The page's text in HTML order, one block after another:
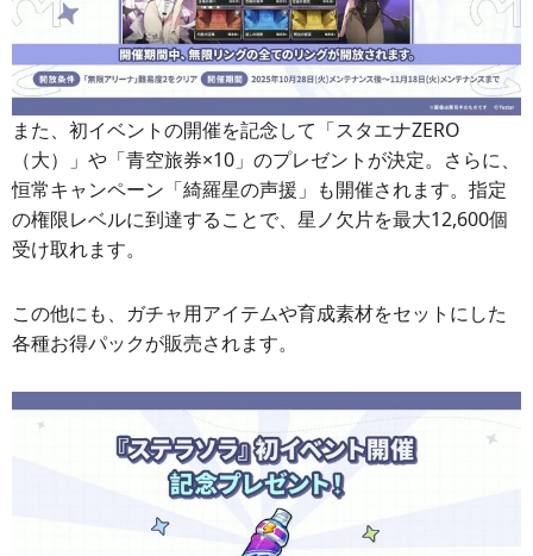
また、初イベントの開催を記念して「スタエナZERO
（大）」や「青空旅券×10」のプレゼントが決定。さらに、
恒常キャンペーン「綺羅星の声援」も開催されます。指定
の権限レベルに到達することで、星ノ欠片を最大12,600個
受け取れます。
この他にも、ガチャ用アイテムや育成素材をセットにした
各種お得パックが販売されます。